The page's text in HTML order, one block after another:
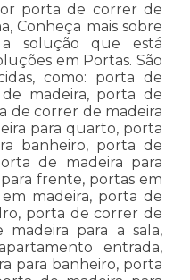
porta de correr de
Conheça mais sobre
solução que está
em Portas. São
como: porta de
madeira, porta de
de correr de madeira
para quarto, porta
banheiro, porta de
de madeira para
frente, portas em
madeira, porta de
porta de correr de
para a sala,
entrada,
para banheiro, porta